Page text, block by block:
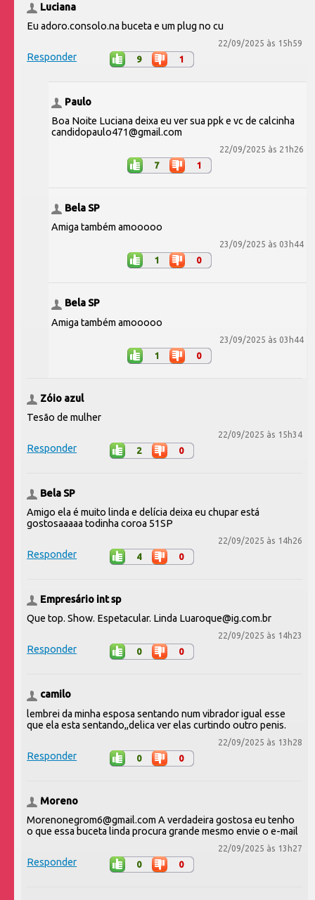
Luciana
Eu adoro.consolo.na buceta e um plug no cu
22/09/2025 às 15h59
Responder 9 1
Paulo
Boa Noite Luciana deixa eu ver sua ppk e vc de calcinha
candidopaulo471@gmail.com
22/09/2025 às 21h26
7 1
Bela SP
Amiga também amooooo
23/09/2025 às 03h44
1 0
Bela SP
Amiga também amooooo
23/09/2025 às 03h44
1 0
Zóio azul
Tesão de mulher
22/09/2025 às 15h34
Responder 2 0
Bela SP
Amigo ela é muito linda e delícia deixa eu chupar está
gostosaaaaa todinha coroa 51SP
22/09/2025 às 14h26
Responder 4 0
Empresário int sp
Que top. Show. Espetacular. Linda Luaroque@ig.com.br
22/09/2025 às 14h23
Responder 0 0
camilo
lembrei da minha esposa sentando num vibrador igual esse
que ela esta sentando,,delica ver elas curtindo outro penis.
22/09/2025 às 13h28
Responder 0 0
Moreno
Morenonegrom6@gmail.com A verdadeira gostosa eu tenho
o que essa buceta linda procura grande mesmo envie o e-mail
22/09/2025 às 13h27
Responder 0 0